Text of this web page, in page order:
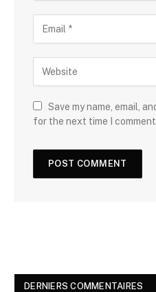
Save my name, email,
for the next time I
DERNIERS COMMENTAIRES